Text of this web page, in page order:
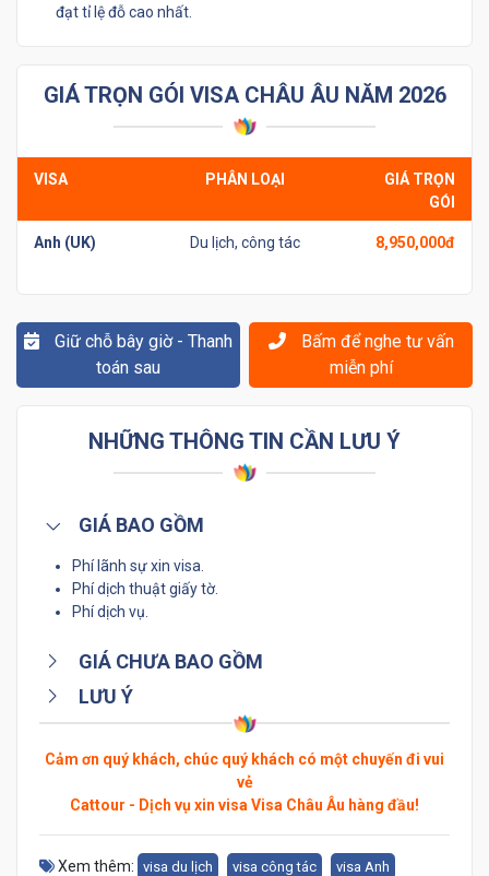
đạt tỉ lệ đỗ cao nhất.
GIÁ TRỌN GÓI VISA CHÂU ÂU NĂM 2026
VISA PHÂN LOẠI
GIÁ TRỌN
GÓI
Anh (UK) Du lịch, công tác 8,950,000đ
Giữ chỗ bây giờ - Thanh
toán sau
Bấm để nghe tư vấn
miễn phí
NHỮNG THÔNG TIN CẦN LƯU Ý
GIÁ BAO GỒM
Phí lãnh sự xin visa.
Phí dịch thuật giấy tờ.
Phí dịch vụ.
GIÁ CHƯA BAO GỒM
LƯU Ý
Cảm ơn quý khách, chúc quý khách có một chuyến đi vui
vẻ
Cattour - Dịch vụ xin visa Visa Châu Âu hàng đầu!
Xem thêm: visa du lịch visa công tác
visa Anh